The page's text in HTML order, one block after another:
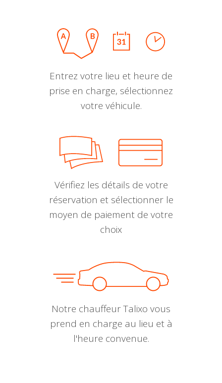
Entrez votre lieu et heure de
prise en charge, sélectionnez
votre véhicule.
Vérifiez les détails de votre
réservation et sélectionner le
moyen de paiement de votre
choix
Notre chauffeur Talixo vous
prend en charge au lieu et à
l'heure convenue.